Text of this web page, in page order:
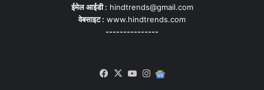
ईमेल आईडी : hindtrends@gmail.com
वेबसाइट : www.hindtrends.com
---------------
Facebook
X YouTubeInstagram